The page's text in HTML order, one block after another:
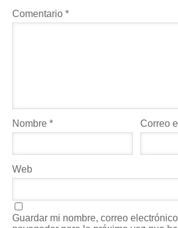
Comentario *
Nombre * Correo
Web
Guardar mi nombre, correo